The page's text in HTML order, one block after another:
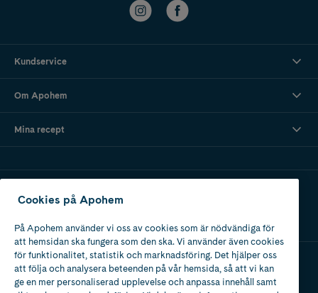
Kundservice
Om Apohem
Mina recept
Apotek med tillstånd
av Läkemedelsverket
Cookies på Apohem
På Apohem använder vi oss av cookies som är nödvändiga för
att hemsidan ska fungera som den ska. Vi använder även cookies
för funktionalitet, statistik och marknadsföring. Det hjälper oss
att följa och analysera beteenden på vår hemsida, så att vi kan
ge en mer personaliserad upplevelse och anpassa innehåll samt